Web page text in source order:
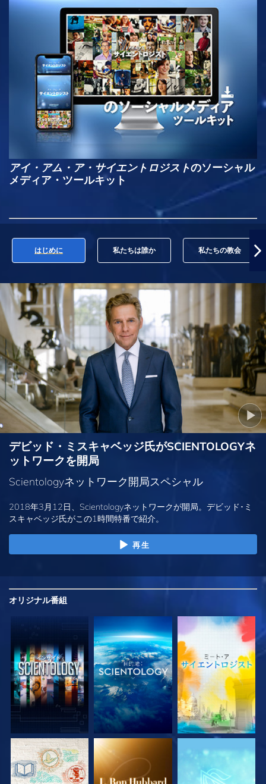
アイ・アム・ア・サイエントロジストのソーシャル
メディア・ツールキット
はじめに 私たちは誰か 私たちの教会
デビッド・ミスキャベッジ氏がSCIENTOLOGYネ
ットワークを開局
Scientologyネットワーク開局スペシャル
2018年3月12日、Scientologyネットワークが開局。デビッド･ミ
スキャベッジ氏がこの1時間特番で紹介。
再生
オリジナル番組
シリーズを探求 シリーズを探求 シリーズを探求